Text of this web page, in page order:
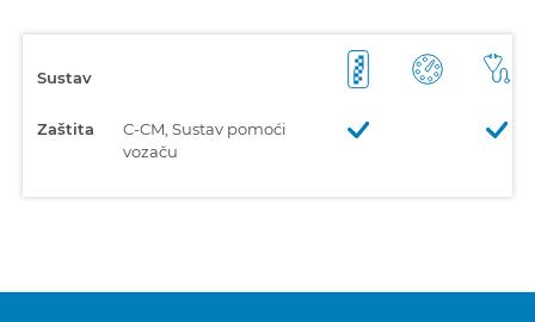
Sustav
Zaštita
C-CM, Sustav pomoći
vozaču